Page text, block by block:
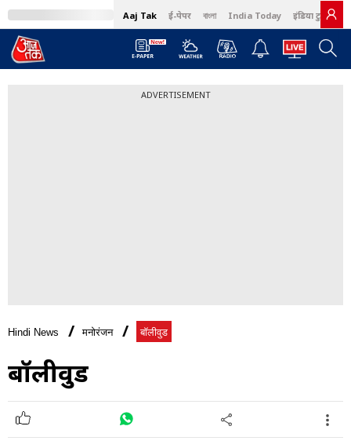
Aaj Tak ई-पेपर বাংলা India Today इंडिया टुडे हिंदी
ADVERTISEMENT
Hindi News मनोरंजन बॉलीवुड
बॉलीवुड